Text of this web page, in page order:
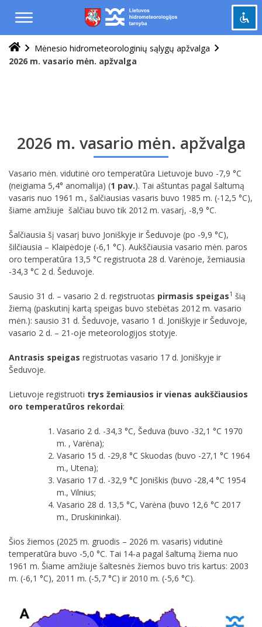
title Pažymėti antraštes
Šviesus kontrastas
brightness_low Tamsus kontrastas
Grąžinti
viską
pradinę
būseną
cached
turinį
Mėnesio hidrometeorologinių sąlygų apžvalga
2026 m. vasario mėn. apžvalga
2026 m. vasario mėn. apžvalga
Vasario mėn. vidutinė oro temperatūra Lietuvoje buvo -7,9 °C
(neigiama 5,4° anomalija) (1 pav.). Tai aštuntas pagal šaltumą
vasaris nuo 1961 m., šalčiausias vasaris buvo 1985 m. (-12,5 °C),
šiame amžiuje šalčiau buvo tik 2012 m. vasarį, -8,9 °C.
Šalčiausia šį vasarį buvo Joniškyje ir Šeduvoje (po -9,9 °C),
šilčiausia – Klaipėdoje (-6,1 °C). Aukščiausia vasario mėn. paros
oro temperatūra 13,5 °C registruota 28 d. Varėnoje, žemiausia
-34,3 °C 2 d. Šeduvoje.
Sausio 31 d. – vasario 2 d. registruotas pirmasis speigas1 šią
žiemą (paskutinį kartą speigas buvo stebėtas 2012 m. vasario
mėn.): sausio 31 d. Šeduvoje, vasario 1 d. Joniškyje ir Šeduvoje,
vasario 2 d. – 21-oje meteorologijos stotyje.
Antrasis speigas registruotas vasario 17 d. Joniškyje ir
Šeduvoje.
Lietuvoje registruoti trys žemiausios ir vienas aukščiausios
oro temperatūros rekordai:
Vasario 2 d. -34,3 °C, Šeduva (buvo -32,1 °C 1970
m. , Varėna);
Vasario 15 d. -29,8 °C Skuodas (buvo -27,1 °C 1964
m., Utena);
Vasario 17 d. -32,9 °C Joniškis (buvo -28,4 °C 1954
m., Vilnius;
Vasario 28 d. 13,5 °C, Varėna (buvo 12,6 °C 2017
m., Druskininkai).
Šios žiemos (2025 m. gruodis – 2026 m. vasaris) vidutinė
temperatūra buvo -5,0 °C. Tai 14-a pagal šaltumą žiema nuo
1961 m. Šiame amžiuje šaltesnės žiemos buvo tris kartus: 2003
m. (-6,1 °C), 2011 m. (-5,7 °C) ir 2010 m. (-5,6 °C).